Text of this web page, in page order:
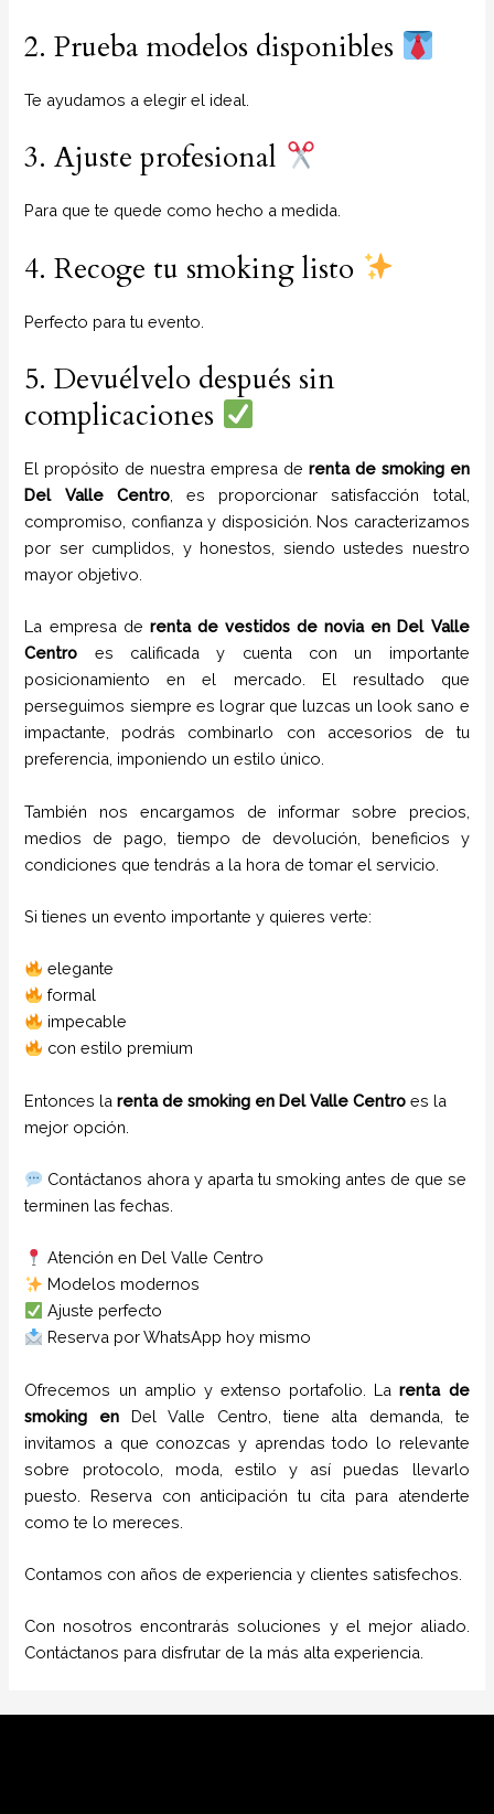
2. Prueba modelos disponibles
Te ayudamos a elegir el ideal.
3. Ajuste profesional
Para que te quede como hecho a medida.
4. Recoge tu smoking listo
Perfecto para tu evento.
5. Devuélvelo después sin
complicaciones
El propósito de nuestra empresa de renta de smoking en
Del Valle Centro, es proporcionar satisfacción total,
compromiso, confianza y disposición. Nos caracterizamos
por ser cumplidos, y honestos, siendo ustedes nuestro
mayor objetivo.
La empresa de renta de vestidos de novia en Del Valle
Centro
es calificada y cuenta con un importante
posicionamiento en el mercado. El resultado que
perseguimos siempre es lograr que luzcas un look sano e
impactante, podrás combinarlo con accesorios de tu
preferencia, imponiendo un estilo único.
También nos encargamos de informar sobre precios,
medios de pago, tiempo de devolución, beneficios y
condiciones que tendrás a la hora de tomar el servicio.
Si tienes un evento importante y quieres verte:
elegante
formal
impecable
con estilo premium
Entonces larenta de smoking en Del Valle Centroes la
mejor opción.
Contáctanos ahora y aparta tu smoking antes de que se
terminen las fechas.
Atención en Del Valle Centro
Modelos modernos
Ajuste perfecto
Reserva por WhatsApp hoy mismo
Ofrecemos un amplio y extenso portafolio. Larenta de
smoking
en Del Valle Centro , tiene alta demanda, te
invitamos a que conozcas y aprendas todo lo relevante
sobre protocolo, moda, estilo y así puedas llevarlo
puesto. Reserva con anticipación tu cita para atenderte
como te lo mereces.
Contamos con años de experiencia y clientes satisfechos.
Con nosotros encontrarás soluciones y el mejor aliado.
Contáctanos para disfrutar de la más alta experiencia.